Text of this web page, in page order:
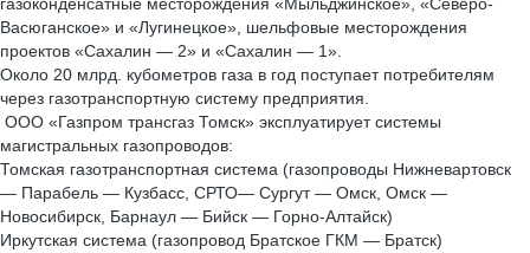
Васюганское» и «Лугинецкое», шельфовые месторождения
проектов «Сахалин — 2» и «Сахалин — 1».
Около 20 млрд. кубометров газа в год поступает потребителям
через газотранспортную систему предприятия.
ООО «Газпром трансгаз Томск» эксплуатирует системы
магистральных газопроводов:
Томская газотранспортная система (газопроводы Нижневартовск
— Парабель — Кузбасс, СРТО— Сургут — Омск, Омск —
Новосибирск, Барнаул — Бийск — Горно-Алтайск)
Иркутская система (газопровод Братское ГКМ — Братск)